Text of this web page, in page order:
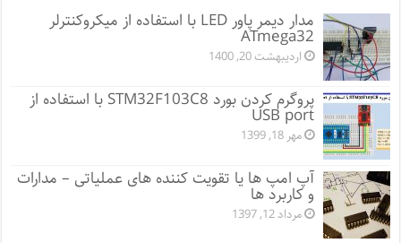
مدار دیمر پاور LED با استفاده از میکروکنترلر
ATmega32
اردیبهشت 20, 1400
پروگرم کردن بورد STM32F103C8 با استفاده از
USB port
مهر 18, 1399
آپ امپ ها یا تقویت کننده های عملیاتی – مدارات
و کاربرد ها
مرداد 12, 1397